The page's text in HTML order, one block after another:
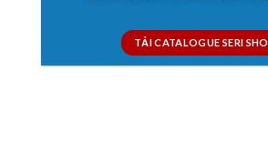
TẢI CATALOGUE SERI